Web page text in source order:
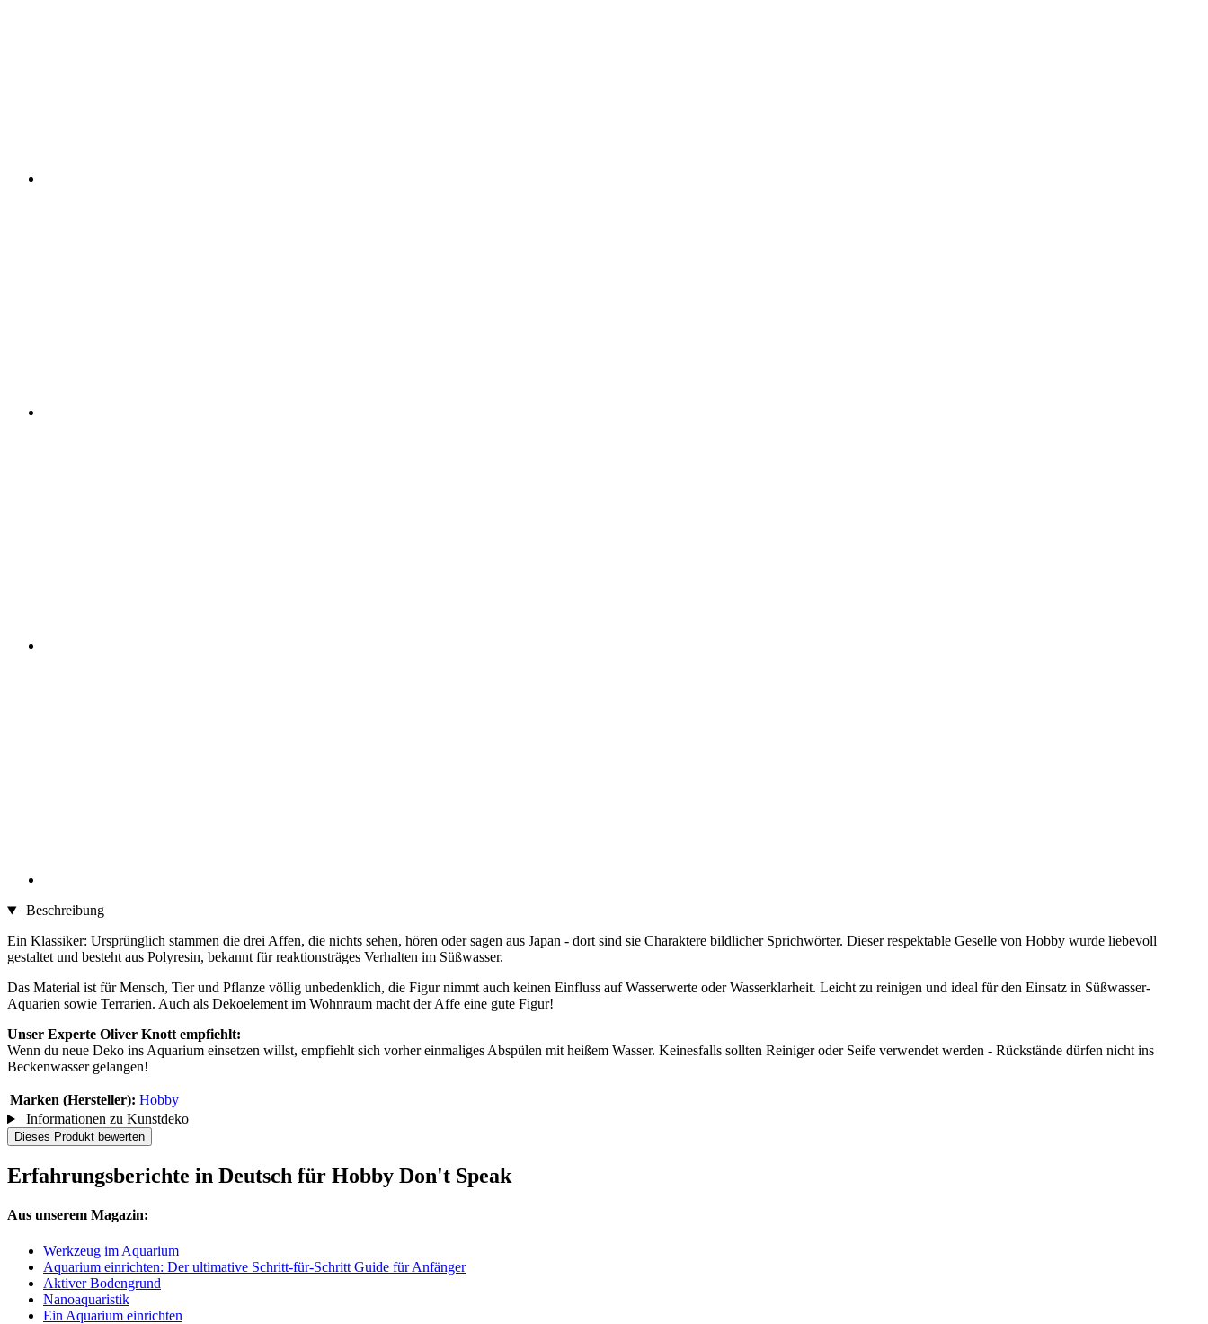
Beschreibung
Ein Klassiker: Ursprünglich stammen die drei Affen, die nichts sehen, hören oder sagen aus Japan - dort sind sie Charaktere bildlicher Sprichwörter. Dieser respektable Geselle von Hobby wurde liebevoll
gestaltet und besteht aus Polyresin, bekannt für reaktionsträges Verhalten im Süßwasser.
Das Material ist für Mensch, Tier und Pflanze völlig unbedenklich, die Figur nimmt auch keinen Einfluss auf Wasserwerte oder Wasserklarheit. Leicht zu reinigen und ideal für den Einsatz in Süßwasser-
Aquarien sowie Terrarien. Auch als Dekoelement im Wohnraum macht der Affe eine gute Figur!
Unser Experte Oliver Knott empfiehlt:
Wenn du neue Deko ins Aquarium einsetzen willst, empfiehlt sich vorher einmaliges Abspülen mit heißem Wasser. Keinesfalls sollten Reiniger oder Seife verwendet werden - Rückstände dürfen nicht ins
Beckenwasser gelangen!
Marken (Hersteller): Hobby
Informationen zu Kunstdeko
Dieses Produkt bewerten
Erfahrungsberichte in Deutsch für Hobby Don't Speak
Aus unserem Magazin:
Werkzeug im Aquarium
Aquarium einrichten: Der ultimative Schritt-für-Schritt Guide für Anfänger
Aktiver Bodengrund
Nanoaquaristik
Ein Aquarium einrichten